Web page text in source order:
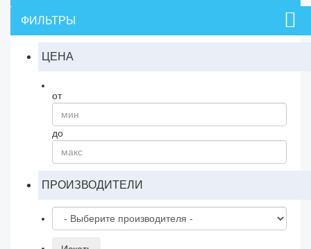
ФИЛЬТРЫ
ЦЕНА
от
до
ПРОИЗВОДИТЕЛИ